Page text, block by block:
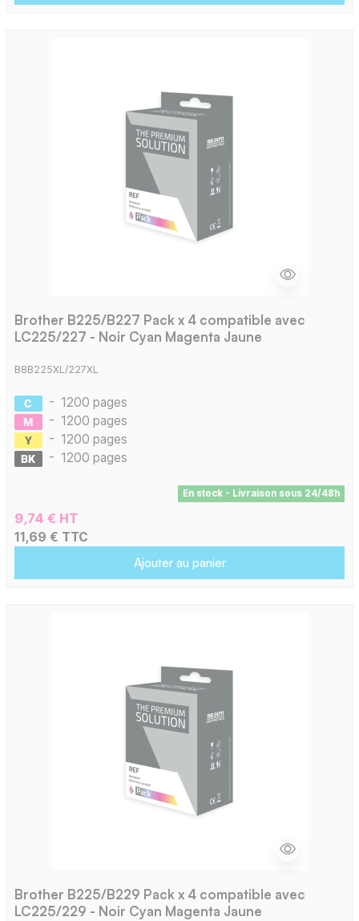
Brother B225/B227 Pack x 4 compatible avec
LC225/227 - Noir Cyan Magenta Jaune
B8B225XL/227XL
- 1200 pages
- 1200 pages
- 1200 pages
- 1200 pages
En stock - Livraison sous 24/48h
9,74 € HT
11,69 € TTC
Ajouter au panier
Brother B225/B229 Pack x 4 compatible avec
LC225/229 - Noir Cyan Magenta Jaune